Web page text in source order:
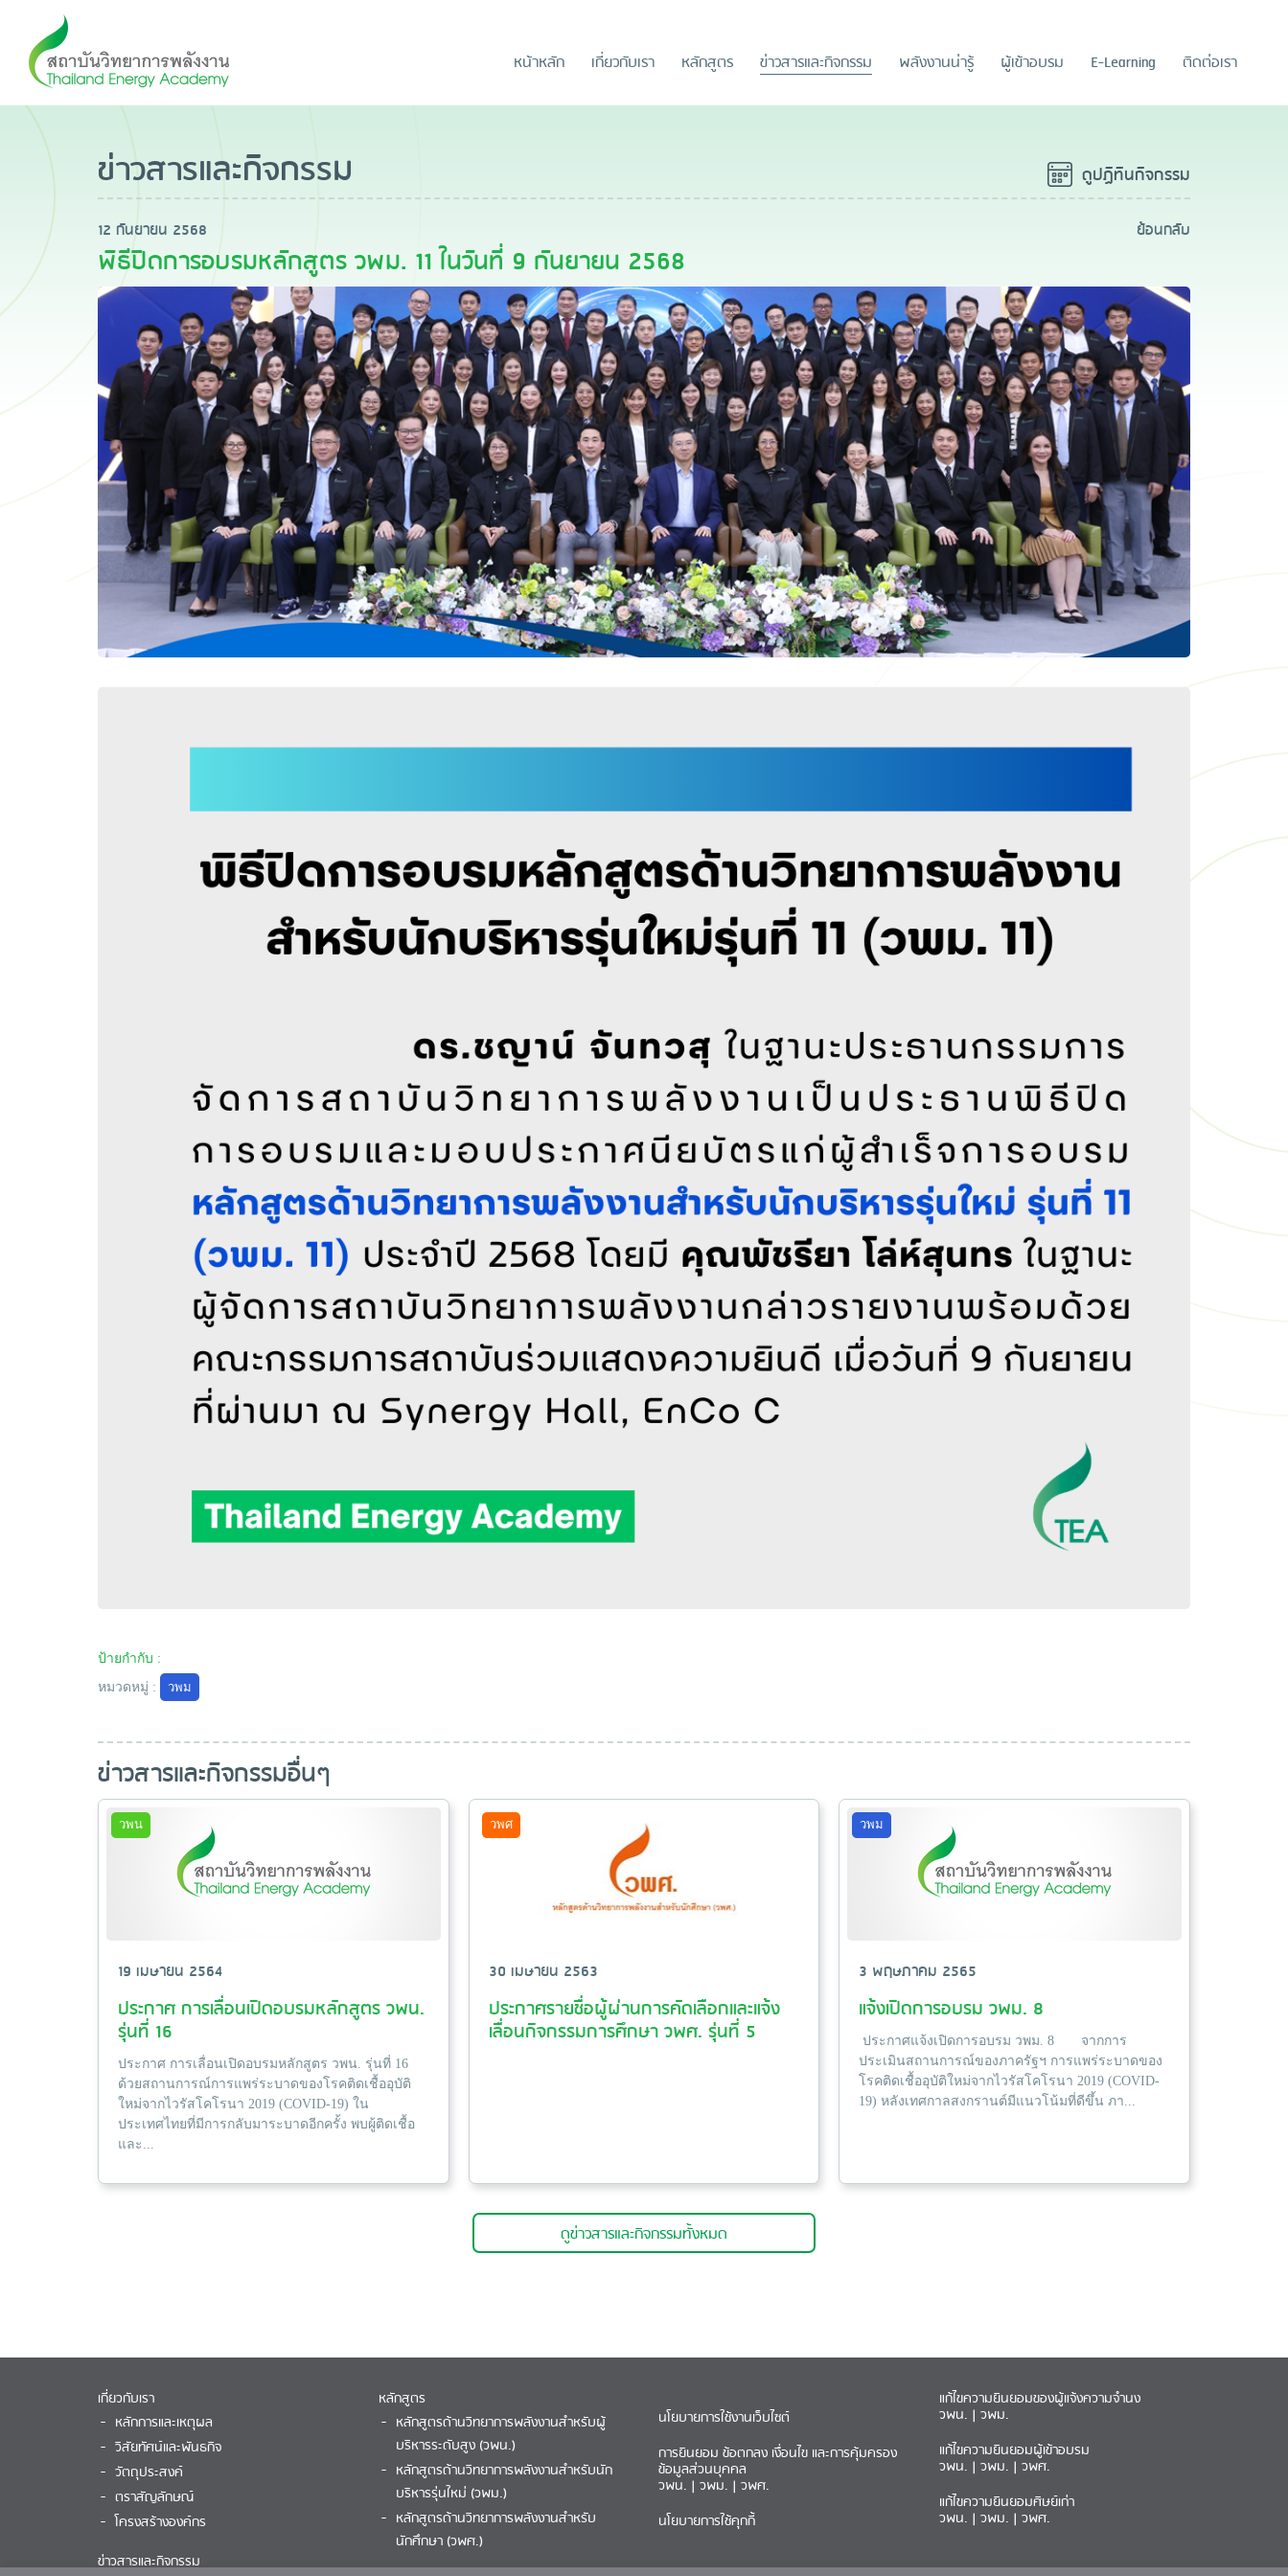
หน้าหลัก เกี่ยวกับเรา หลักสูตร ข่าวสารและกิจกรรม พลังงานน่ารู้ ผู้เข้าอบรม E-Learning ติดต่อเรา
ข่าวสารและกิจกรรม ดูปฏิทินกิจกรรม
12 กันยายน 2568 ย้อนกลับ
พิธีปิดการอบรมหลักสูตร วพม. 11 ในวันที่ 9 กันยายน 2568
ป้ายกำกับ :
หมวดหมู่ :
วพม
ข่าวสารและกิจกรรมอื่นๆ
วพน
19 เมษายน 2564
ประกาศ การเลื่อนเปิดอบรมหลักสูตร วพน.
รุ่นที่ 16
ประกาศ การเลื่อนเปิดอบรมหลักสูตร วพน. รุ่นที่ 16
ด้วยสถานการณ์การแพร่ระบาดของโรคติดเชื้ออุบัติ
ใหม่จากไวรัสโคโรนา 2019 (COVID-19) ใน
ประเทศไทยที่มีการกลับมาระบาดอีกครั้ง พบผู้ติดเชื้อ
และ...
วพศ
30 เมษายน 2563
ประกาศรายชื่อผู้ผ่านการคัดเลือกและแจ้ง
เลื่อนกิจกรรมการศึกษา วพศ. รุ่นที่ 5
วพม
3 พฤษภาคม 2565
แจ้งเปิดการอบรม วพม. 8
ประกาศแจ้งเปิดการอบรม วพม. 8 จากการ
ประเมินสถานการณ์ของภาครัฐฯ การแพร่ระบาดของ
โรคติดเชื้ออุบัติใหม่จากไวรัสโคโรนา 2019 (COVID-
19) หลังเทศกาลสงกรานต์มีแนวโน้มที่ดีขึ้น ภา...
ดูข่าวสารและกิจกรรมทั้งหมด
เกี่ยวกับเรา
หลักการและเหตุผล
วิสัยทัศน์และพันธกิจ
วัตถุประสงค์
ตราสัญลักษณ์
โครงสร้างองค์กร
ข่าวสารและกิจกรรม
หลักสูตร
หลักสูตรด้านวิทยาการพลังงานสำหรับผู้
บริหารระดับสูง (วพน.)
หลักสูตรด้านวิทยาการพลังงานสำหรับนัก
บริหารรุ่นใหม่ (วพม.)
หลักสูตรด้านวิทยาการพลังงานสำหรับ
นักศึกษา (วพศ.)
นโยบายการใช้งานเว็บไซต์
การยินยอม ข้อตกลง เงื่อนไข และการคุ้มครอง
ข้อมูลส่วนบุคคล
วพน. | วพม. | วพศ.
นโยบายการใช้คุกกี้
แก้ไขความยินยอมของผู้แจ้งความจำนง
วพน. | วพม.
แก้ไขความยินยอมผู้เข้าอบรม
วพน. | วพม. | วพศ.
แก้ไขความยินยอมศิษย์เก่า
วพน. | วพม. | วพศ.